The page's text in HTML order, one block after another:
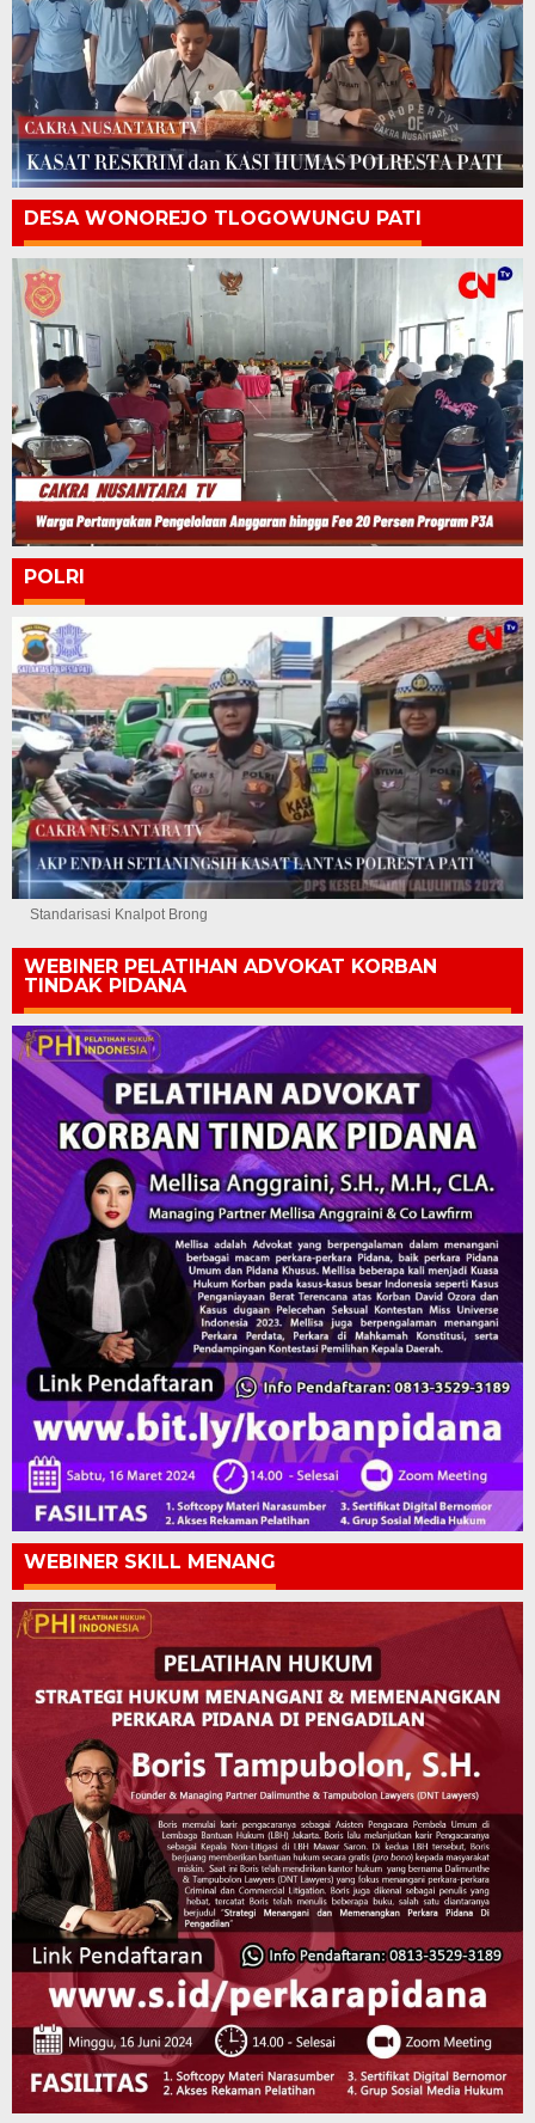
DESA WONOREJO TLOGOWUNGU PATI
POLRI
Standarisasi Knalpot Brong
WEBINER PELATIHAN ADVOKAT KORBAN
TINDAK PIDANA
WEBINER SKILL MENANG